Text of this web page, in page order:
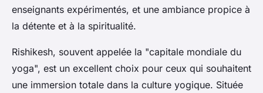
enseignants expérimentés, et une ambiance propice à
la détente et à la spiritualité.
Rishikesh, souvent appelée la "capitale mondiale du
yoga", est un excellent choix pour ceux qui souhaitent
une immersion totale dans la culture yogique. Située